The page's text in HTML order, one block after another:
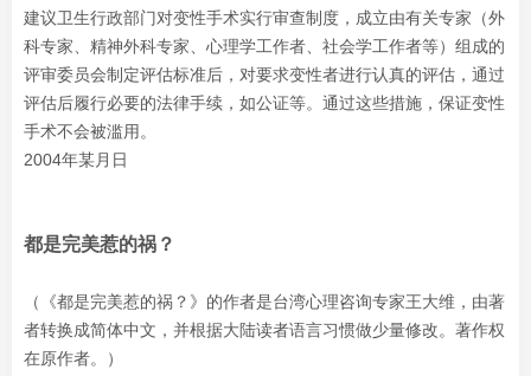
建议卫生行政部门对变性手术实行审查制度，成立由有关专家（外
科专家、精神外科专家、心理学工作者、社会学工作者等）组成的
评审委员会制定评估标准后，对要求变性者进行认真的评估，通过
评估后履行必要的法律手续，如公证等。通过这些措施，保证变性
手术不会被滥用。
2004年某月日
都是完美惹的祸？
（《都是完美惹的祸？》的作者是台湾心理咨询专家王大维，由著
者转换成简体中文，并根据大陆读者语言习惯做少量修改。著作权
在原作者。）